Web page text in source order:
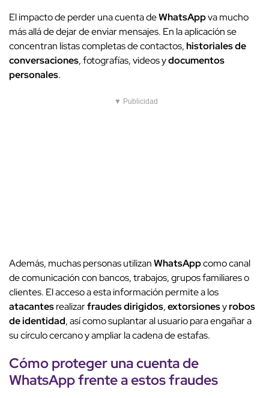
El impacto de perder una cuenta deWhatsAppva mucho
más allá de dejar de enviar mensajes. En la aplicación se
concentran listas completas de contactos,historiales de
conversaciones, fotografías, videos ydocumentos
personales.
▼ Publicidad
Además, muchas personas utilizanWhatsAppcomo canal
de comunicación con bancos, trabajos, grupos familiares o
clientes. El acceso a esta información permite a los
atacantesrealizarfraudes dirigidos,extorsionesyrobos
de identidad, así como suplantar al usuario para engañar a
su círculo cercano y ampliar la cadena de estafas.
Cómo proteger una cuenta de
WhatsAppfrente a estosfraudes